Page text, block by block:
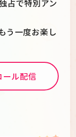
占で特別アン
う一度お楽し
ール配信